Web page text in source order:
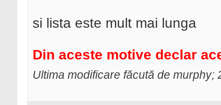
si lista este mult mai lunga
Din aceste motive declar
Ultima modificare făcută de